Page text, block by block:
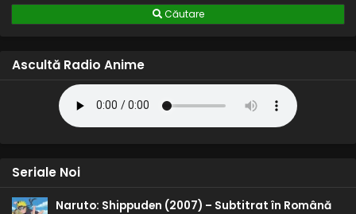
Căutare
Ascultă Radio Anime
Seriale Noi
Naruto: Shippuden (2007) – Subtitrat în Română